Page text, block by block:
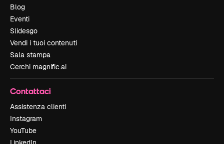
Blog
Eventi
Slidesgo
Vendi i tuoi contenuti
Sala stampa
Cerchi magnific.ai
Contattaci
Assistenza clienti
Instagram
YouTube